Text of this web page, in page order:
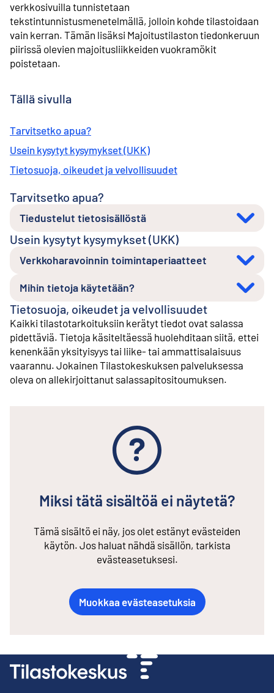
verkkosivuilla tunnistetaan
tekstintunnistusmenetelmällä, jolloin kohde tilastoidaan
vain kerran. Tämän lisäksi Majoitustilaston tiedonkeruun
piirissä olevien majoitusliikkeiden vuokramökit
poistetaan.
Tällä sivulla
Tarvitsetko apua?
Usein kysytyt kysymykset (UKK)
Tietosuoja, oikeudet ja velvollisuudet
Tarvitsetko apua?
Tiedustelut tietosisällöstä
Usein kysytyt kysymykset (UKK)
Verkkoharavoinnin toimintaperiaatteet
Mihin tietoja käytetään?
Tietosuoja, oikeudet ja velvollisuudet
Kaikki tilastotarkoituksiin kerätyt tiedot ovat salassa
pidettäviä. Tietoja käsiteltäessä huolehditaan siitä, ettei
kenenkään yksityisyys tai liike- tai ammattisalaisuus
vaarannu. Jokainen Tilastokeskuksen palveluksessa
oleva on allekirjoittanut salassapitositoumuksen.
Miksi tätä sisältöä ei näytetä?
Tämä sisältö ei näy, jos olet estänyt evästeiden
käytön. Jos haluat nähdä sisällön, tarkista
evästeasetuksesi.
Muokkaa evästeasetuksia